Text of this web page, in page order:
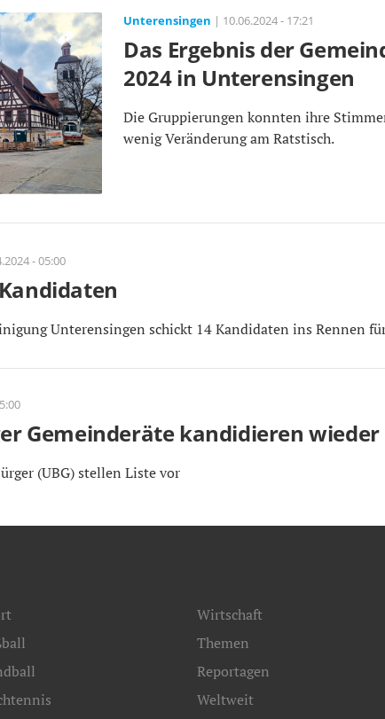
Unterensingen | 10.06.2024 - 17:21
Das Ergebnis der
2024 in Unterensingen
Die Gruppierungen konnten ihre
wenig Veränderung am Ratstisch.
- 05:00
Unterensingen schickt 14 Kandidaten ins Rennen
Gemeinderäte kandidieren wieder
(UBG) stellen Liste vor
Wirtschaft
Themen
Reportagen
Weltweit